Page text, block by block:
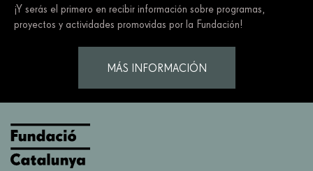
¡Y serás el primero en recibir información sobre programas,
proyectos y actividades promovidas por la Fundación!
MÁS INFORMACIÓN